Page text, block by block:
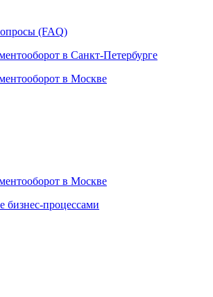
(FAQ)
в Санкт-Петербурге
в Москве
в Москве
бизнес-процессами